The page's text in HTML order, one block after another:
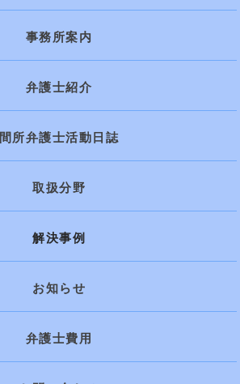
事務所案内
弁護士紹介
間所弁護士活動日誌
取扱分野
解決事例
お知らせ
弁護士費用